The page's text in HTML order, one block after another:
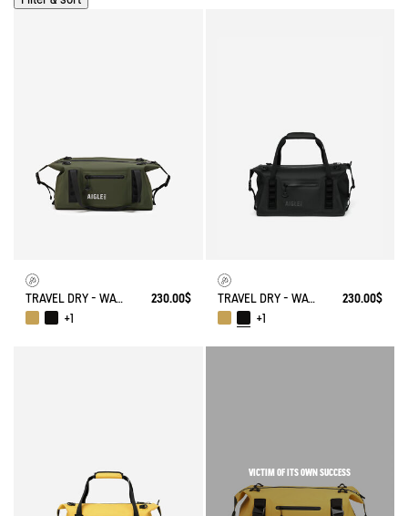
TRAVEL DRY - WATERPROOF WEEKENDER BAG (20L)
230.00$
+1
TRAVEL DRY - WATERPROOF WEEKENDER BAG (20L)
230.00$
+1
VICTIM OF ITS OWN SUCCESS